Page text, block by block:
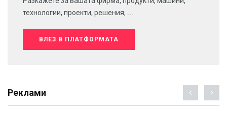
технологии, проекти, решения, ...
ВЛЕЗ В ПЛАТФОРМАТА
Реклами